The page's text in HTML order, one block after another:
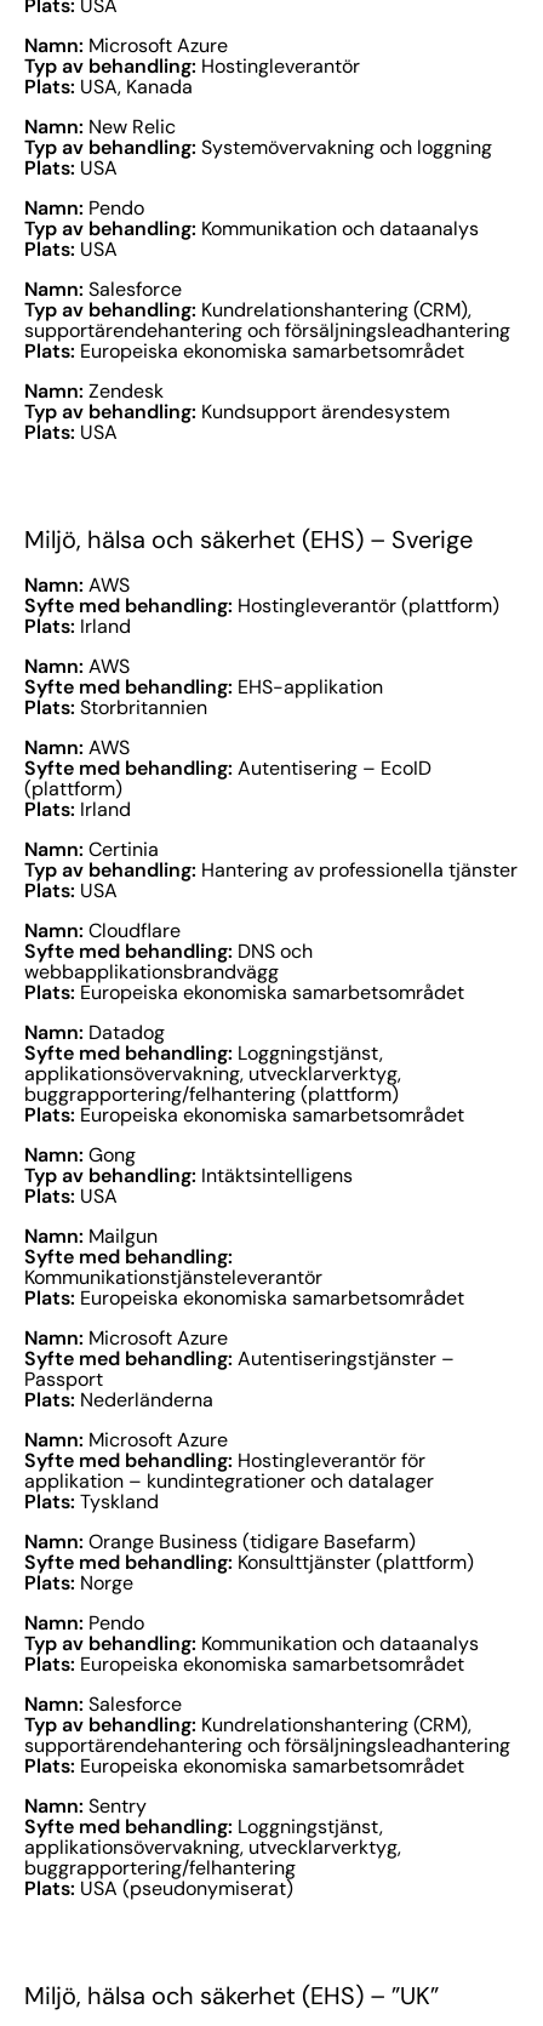
USA
Namn: Microsoft Azure
Typ av behandling: Hostingleverantör
Plats: USA, Kanada
Namn: New Relic
Typ av behandling: Systemövervakning och loggning
Plats: USA
Namn: Pendo
Typ av behandling: Kommunikation och dataanalys
Plats: USA
Namn: Salesforce
Typ av behandling: Kundrelationshantering (CRM),
supportärendehantering och försäljningsleadhantering
Plats: Europeiska ekonomiska samarbetsområdet
Namn: Zendesk
Typ av behandling: Kundsupport ärendesystem
Plats: USA
Miljö, hälsa och säkerhet (EHS) – Sverige
Namn: AWS
Syfte med behandling: Hostingleverantör (plattform)
Plats: Irland
Namn: AWS
Syfte med behandling: EHS-applikation
Plats: Storbritannien
Namn: AWS
Syfte med behandling: Autentisering – EcoID
(plattform)
Plats: Irland
Namn: Certinia
Typ av behandling: Hantering av professionella tjänster
Plats: USA
Namn: Cloudflare
Syfte med behandling: DNS och
webbapplikationsbrandvägg
Plats: Europeiska ekonomiska samarbetsområdet
Namn: Datadog
Syfte med behandling: Loggningstjänst,
applikationsövervakning, utvecklarverktyg,
buggrapportering/felhantering (plattform)
Plats: Europeiska ekonomiska samarbetsområdet
Namn: Gong
Typ av behandling: Intäktsintelligens
Plats: USA
Namn: Mailgun
Syfte med behandling:
Kommunikationstjänsteleverantör
Plats: Europeiska ekonomiska samarbetsområdet
Namn: Microsoft Azure
Syfte med behandling: Autentiseringstjänster –
Passport
Plats: Nederländerna
Namn: Microsoft Azure
Syfte med behandling: Hostingleverantör för
applikation – kundintegrationer och datalager
Plats: Tyskland
Namn: Orange Business (tidigare Basefarm)
Syfte med behandling: Konsulttjänster (plattform)
Plats: Norge
Namn: Pendo
Typ av behandling: Kommunikation och dataanalys
Plats: Europeiska ekonomiska samarbetsområdet
Namn: Salesforce
Typ av behandling: Kundrelationshantering (CRM),
supportärendehantering och försäljningsleadhantering
Plats: Europeiska ekonomiska samarbetsområdet
Namn: Sentry
Syfte med behandling: Loggningstjänst,
applikationsövervakning, utvecklarverktyg,
buggrapportering/felhantering
Plats: USA (pseudonymiserat)
Miljö, hälsa och säkerhet (EHS) – ”UK”